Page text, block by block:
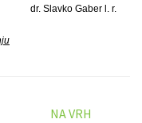
dr. Slavko Gaber l. r.
NA VRH